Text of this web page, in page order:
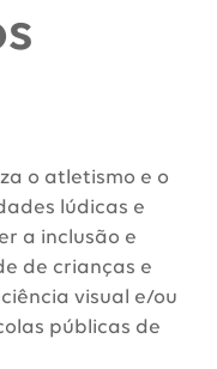
o atletismo e o
lúdicas e
a inclusão e
de crianças e
visual e/ou
públicas de